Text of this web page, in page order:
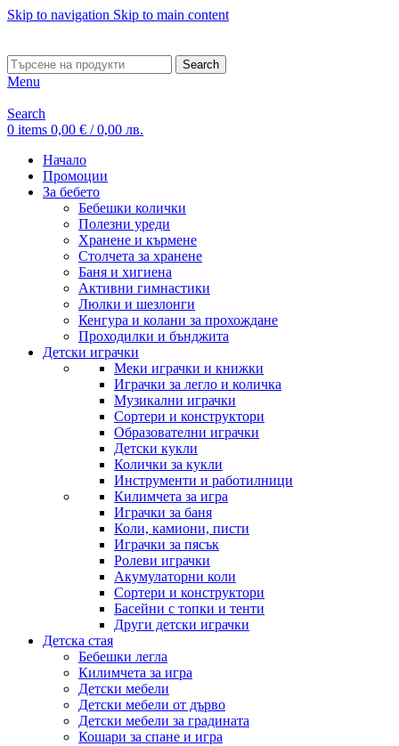
Skip to navigation Skip to main content
Search
Menu
Search
0 items 0,00 € / 0,00 лв.
Начало
Промоции
За бебето
Бебешки колички
Полезни уреди
Хранене и кърмене
Столчета за хранене
Баня и хигиена
Активни гимнастики
Люлки и шезлонги
Кенгура и колани за прохождане
Проходилки и бънджита
Детски играчки
Меки играчки и книжки
Играчки за легло и количка
Музикални играчки
Сортери и конструктори
Образователни играчки
Детски кукли
Колички за кукли
Инструменти и работилници
Килимчета за игра
Играчки за баня
Коли, камиони, писти
Играчки за пясък
Ролеви играчки
Акумулаторни коли
Сортери и конструктори
Басейни с топки и тенти
Други детски играчки
Детска стая
Бебешки легла
Килимчета за игра
Детски мебели
Детски мебели от дърво
Детски мебели за градината
Кошари за спане и игра